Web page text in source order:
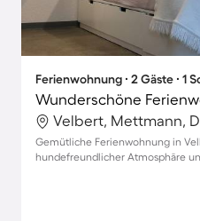
Ferienwohnung ∙ 2 Gäste ∙ 1
Velbert, Mettmann,
Gemütliche Ferienwohnung in
hundefreundlicher Atmosphäre